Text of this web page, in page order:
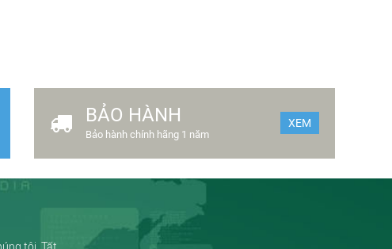
BẢO HÀNH
Bảo hành chính hãng 1 năm
XEM